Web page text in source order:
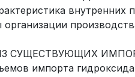
внутренних
СУЩЕСТВУЮЩИХ
импорта